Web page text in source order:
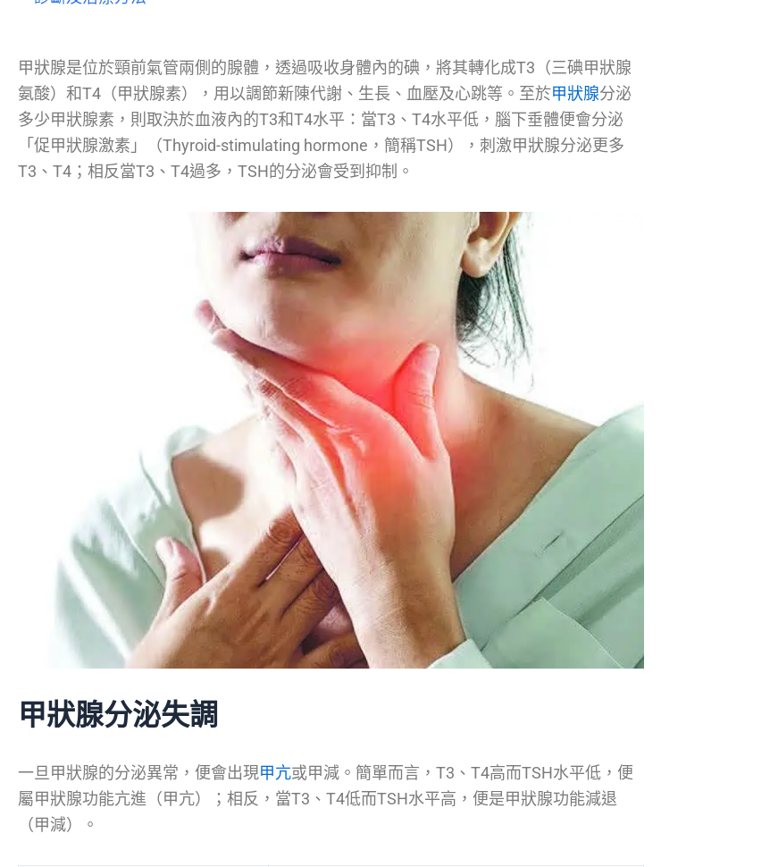
甲狀腺是位於頸前氣管兩側的腺體，透過吸收身體內的碘，將其轉化成T3（三碘甲狀腺
氨酸）和T4（甲狀腺素），用以調節新陳代謝、生長、血壓及心跳等。至於甲狀腺分泌
多少甲狀腺素，則取決於血液內的T3和T4水平：當T3、T4水平低，腦下垂體便會分泌
「促甲狀腺激素」（Thyroid-stimulating hormone，簡稱TSH），刺激甲狀腺分泌更多
T3、T4；相反當T3、T4過多，TSH的分泌會受到抑制。
甲狀腺分泌失調
一旦甲狀腺的分泌異常，便會出現甲亢或甲減。簡單而言，T3、T4高而TSH水平低，便
屬甲狀腺功能亢進（甲亢）；相反，當T3、T4低而TSH水平高，便是甲狀腺功能減退
（甲減）。